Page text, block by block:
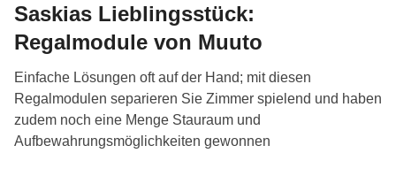
Saskias Lieblingsstück:
Regalmodule von Muuto
Einfache Lösungen oft auf der Hand; mit diesen
Regalmodulen separieren Sie Zimmer spielend und haben
zudem noch eine Menge Stauraum und
Aufbewahrungsmöglichkeiten gewonnen